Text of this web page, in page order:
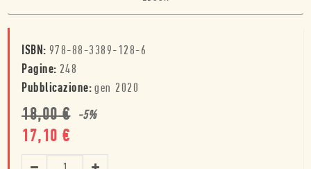
ISBN: 978-88-3389-128-6
Pagine: 248
Pubblicazione: gen 2020
18,00€ -5%
17,10 €